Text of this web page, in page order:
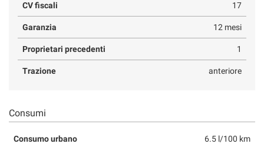
CV fiscali 17
Garanzia 12 mesi
Proprietari precedenti 1
Trazione anteriore
Consumi
Consumo urbano 6.5 l/100 km